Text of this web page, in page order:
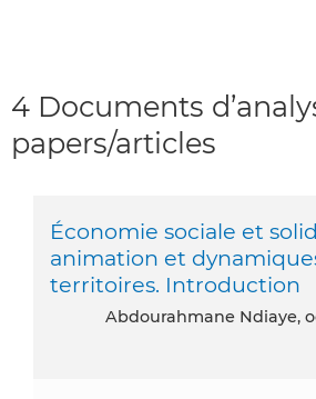
4 Documents
papers/articles
Économie sociale et
animation et
territoires. Introduction
Abdourahmane Ndiaye,